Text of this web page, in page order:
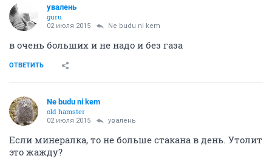
увалень
guru
02 июля 2015 Ne budu ni kem
в очень больших и не надо и без газа
ОТВЕТИТЬ
Ne budu ni kem
old hamster
02 июля 2015 увалень
Если минералка, то не больше стакана в день. Утолит
это жажду?